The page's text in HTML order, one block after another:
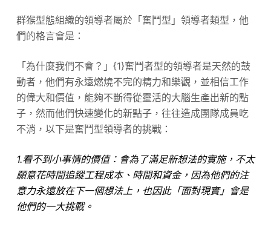
群猴型態組織的領導者屬於「奮鬥型」領導者類型，他
們的格言會是：
「為什麼我們不會？」{1}奮鬥者型的領導者是天然的鼓
動者，他們有永遠燃燒不完的精力和樂觀，並相信工作
的偉大和價值，能夠不斷得從靈活的大腦生產出新的點
子，然而他們快速變化的新點子，往往造成團隊成員吃
不消，以下是奮鬥型領導者的挑戰：
1.看不到小事情的價值：會為了滿足新想法的實施，不太
願意花時間追蹤工程成本、時間和資金，因為他們的注
意力永遠放在下一個想法上，也因此「面對現實」會是
他們的一大挑戰。